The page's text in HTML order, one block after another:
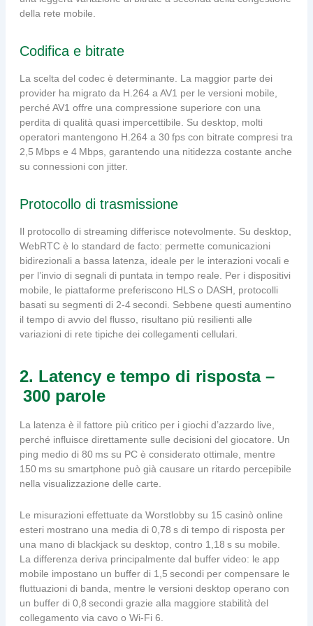
della rete mobile.
Codifica e bitrate
La scelta del codec è determinante. La maggior parte dei
provider ha migrato da H.264 a AV1 per le versioni mobile,
perché AV1 offre una compressione superiore con una
perdita di qualità quasi impercettibile. Su desktop, molti
operatori mantengono H.264 a 30 fps con bitrate compresi tra
2,5 Mbps e 4 Mbps, garantendo una nitidezza costante anche
su connessioni con jitter.
Protocollo di trasmissione
Il protocollo di streaming differisce notevolmente. Su desktop,
WebRTC è lo standard de facto: permette comunicazioni
bidirezionali a bassa latenza, ideale per le interazioni vocali e
per l’invio di segnali di puntata in tempo reale. Per i dispositivi
mobile, le piattaforme preferiscono HLS o DASH, protocolli
basati su segmenti di 2‑4 secondi. Sebbene questi aumentino
il tempo di avvio del flusso, risultano più resilienti alle
variazioni di rete tipiche dei collegamenti cellulari.
2. Latency e tempo di risposta –
300 parole
La latenza è il fattore più critico per i giochi d’azzardo live,
perché influisce direttamente sulle decisioni del giocatore. Un
ping medio di 80 ms su PC è considerato ottimale, mentre
150 ms su smartphone può già causare un ritardo percepibile
nella visualizzazione delle carte.
Le misurazioni effettuate da Worstlobby su 15 casinò online
esteri mostrano una media di 0,78 s di tempo di risposta per
una mano di blackjack su desktop, contro 1,18 s su mobile.
La differenza deriva principalmente dal buffer video: le app
mobile impostano un buffer di 1,5 secondi per compensare le
fluttuazioni di banda, mentre le versioni desktop operano con
un buffer di 0,8 secondi grazie alla maggiore stabilità del
collegamento via cavo o Wi‑Fi 6.